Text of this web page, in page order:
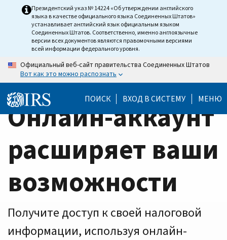
HomeПрезидентский указ № 14224 «Об утверждении английского
языка в качестве официального языка Соединенных Штатов»
устанавливает английский язык официальным языком
Соединенных Штатов. Соответственно, именно англоязычные
версии всех документов являются правомочными версиями
всей информации федерального уровня.
Официальный веб-сайт правительства Соединенных Штатов
Вот как это можно распознать
ПОИСК ВХОД В СИСТЕМУ МЕНЮ
Онлайн-аккаунт
расширяет ваши
возможности
Получите доступ к своей налоговой
информации, используя онлайн-